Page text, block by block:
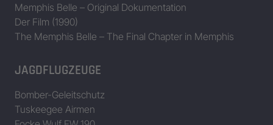
Memphis Belle – Original Dokumentation
Der Film (1990)
The Memphis Belle – The Final Chapter in Memphis
JAGDFLUGZEUGE
Bomber-Geleitschutz
Tuskeegee Airmen